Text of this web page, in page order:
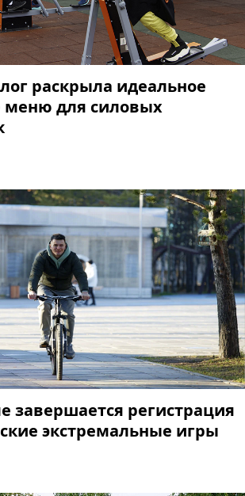
раскрыла идеальное
меню для силовых
завершается регистрация
экстремальные игры